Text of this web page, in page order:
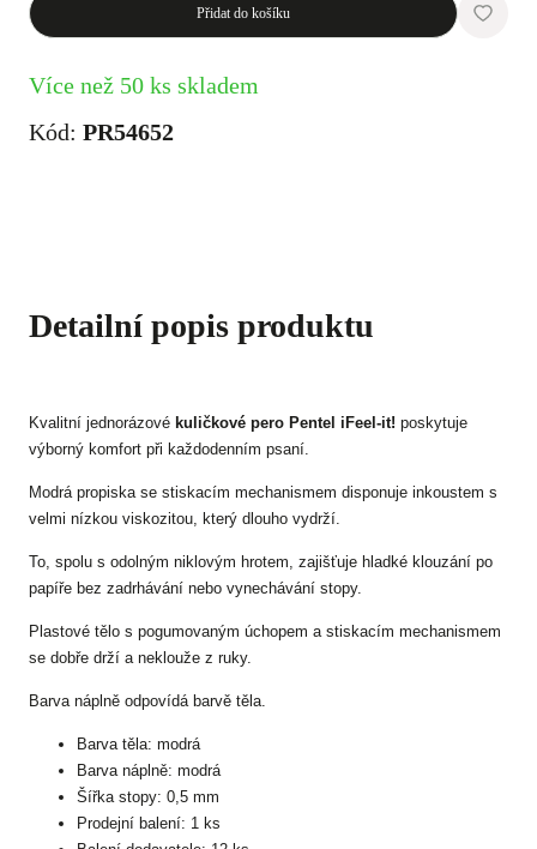
Přidat do košíku
Více než 50 ks skladem
Kód: PR54652
Detailní popis produktu
Kvalitní jednorázové kuličkové pero Pentel iFeel-it! poskytuje
výborný komfort při každodenním psaní.
Modrá propiska se stiskacím mechanismem disponuje inkoustem s
velmi nízkou viskozitou, který dlouho vydrží.
To, spolu s odolným niklovým hrotem, zajišťuje hladké klouzání po
papíře bez zadrhávání nebo vynechávání stopy.
Plastové tělo s pogumovaným úchopem a stiskacím mechanismem
se dobře drží a neklouže z ruky.
Barva náplně odpovídá barvě těla.
Barva těla: modrá
Barva náplně: modrá
Šířka stopy: 0,5 mm
Prodejní balení: 1 ks